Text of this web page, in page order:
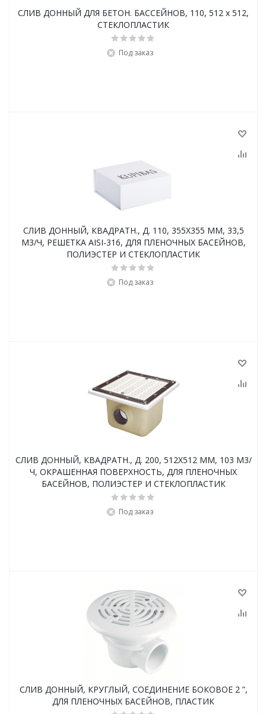
СЛИВ ДОННЫЙ ДЛЯ БЕТОН. БАССЕЙНОВ, 110, 512 x 512,
СТЕКЛОПЛАСТИК
Под заказ
СЛИВ ДОННЫЙ, КВАДРАТН., Д. 110, 355Х355 ММ, 33,5
М3/Ч, РЕШЕТКА AISI-316, ДЛЯ ПЛЕНОЧНЫХ БАСЕЙНОВ,
ПОЛИЭСТЕР И СТЕКЛОПЛАСТИК
Под заказ
СЛИВ ДОННЫЙ, КВАДРАТН., Д. 200, 512Х512 ММ, 103 М3/
Ч, ОКРАШЕННАЯ ПОВЕРХНОСТЬ, ДЛЯ ПЛЕНОЧНЫХ
БАСЕЙНОВ, ПОЛИЭСТЕР И СТЕКЛОПЛАСТИК
Под заказ
СЛИВ ДОННЫЙ, КРУГЛЫЙ, СОЕДИНЕНИЕ БОКОВОЕ 2 ”,
ДЛЯ ПЛЕНОЧНЫХ БАСЕЙНОВ, ПЛАСТИК